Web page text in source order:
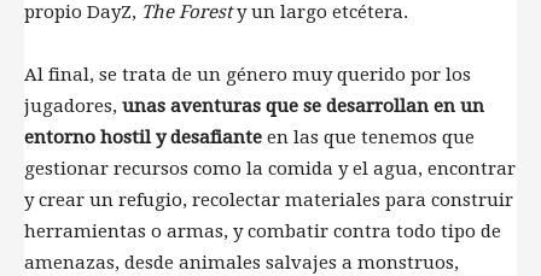
propio DayZ, The Foresty un largo etcétera.
Al final, se trata de un género muy querido por los
jugadores, unas aventuras que se desarrollan en un
entorno hostil y desafiante en las que tenemos que
gestionar recursos como la comida y el agua, encontrar
y crear un refugio, recolectar materiales para construir
herramientas o armas, y combatir contra todo tipo de
amenazas, desde animales salvajes a monstruos,